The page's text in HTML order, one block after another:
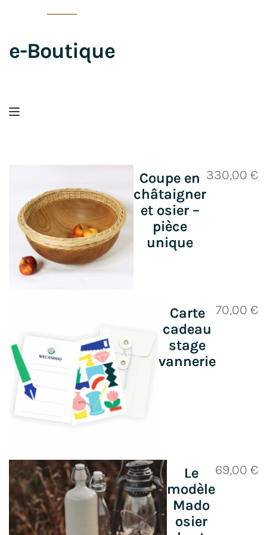
e-Boutique
Coupe en
châtaigner
et osier –
pièce
unique
330,00 €
Carte
cadeau
stage
vannerie
70,00 €
Le
modèle
Mado
osier
69,00 €